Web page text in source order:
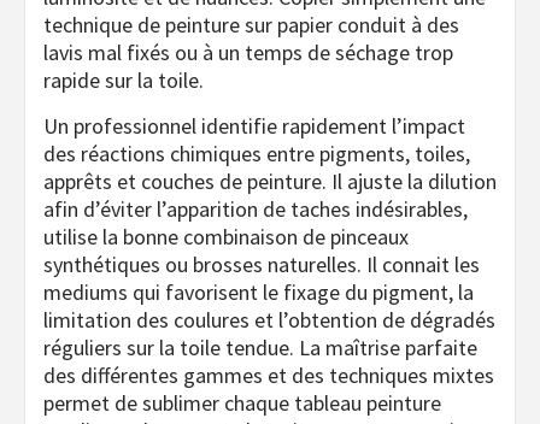
technique de peinture sur papier conduit à des
lavis mal fixés ou à un temps de séchage trop
rapide sur la toile.
Un professionnel identifie rapidement l’impact
des réactions chimiques entre pigments, toiles,
apprêts et couches de peinture. Il ajuste la dilution
afin d’éviter l’apparition de taches indésirables,
utilise la bonne combinaison de pinceaux
synthétiques ou brosses naturelles. Il connait les
mediums qui favorisent le fixage du pigment, la
limitation des coulures et l’obtention de dégradés
réguliers sur la toile tendue. La maîtrise parfaite
des différentes gammes et des techniques mixtes
permet de sublimer chaque tableau peinture